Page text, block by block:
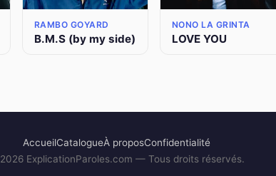
RAMBO GOYARD
B.M.S (by my side)
NONO LA GRINTA
LOVE YOU
AccueilCatalogueÀ proposConfidentialité
2026ExplicationParoles.com — Tous droits réservés.